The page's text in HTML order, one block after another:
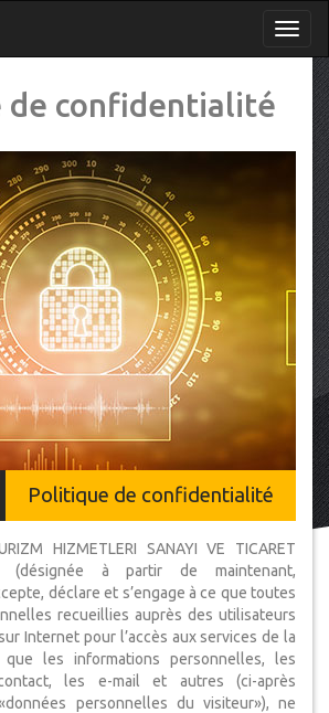
de confidentialité
Politique de confidentialité
HIZMETLERI SANAYI VE TICARET
(désignée à partir de maintenant,
déclare et s’engage à ce que toutes
recueillies auprès des utilisateurs
Internet pour l’accès aux services de la
les informations personnelles, les
les e-mail et autres (ci-après
personnelles du visiteur»), ne